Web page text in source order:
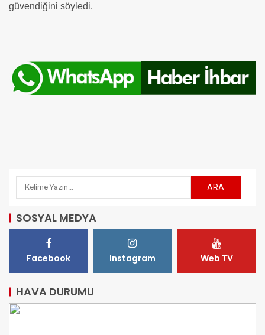
güvendiğini söyledi.
SOSYAL MEDYA
Facebook Instagram Web TV
HAVA DURUMU